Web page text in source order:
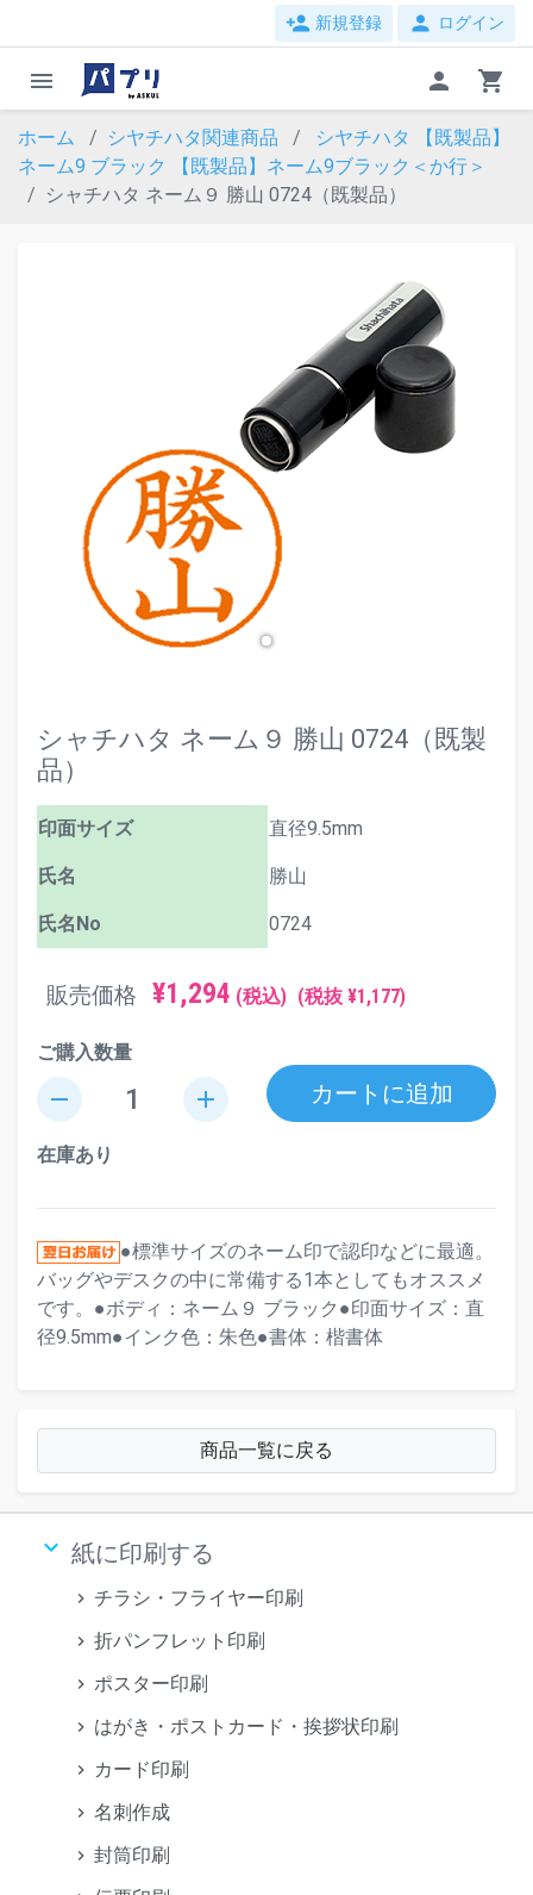
person_add 新規登録 person ログイン
menu person shopping_cart
ホーム シヤチハタ関連商品
シヤチハタ 【既製品】
ネーム9 ブラック
【既製品】ネーム9ブラック＜か行＞
シャチハタ ネーム９ 勝山 0724（既製品）
シャチハタ ネーム９ 勝山 0724（既製
品）
印面サイズ 直径9.5mm
氏名 勝山
氏名No 0724
販売価格 ¥1,294 (税込) (税抜 ¥1,177)
ご購入数量
remove add カートに追加
在庫あり
●標準サイズのネーム印で認印などに最適。
バッグやデスクの中に常備する1本としてもオススメ
です。●ボディ：ネーム９ ブラック●印面サイズ：直
径9.5mm●インク色：朱色●書体：楷書体
商品一覧に戻る
keyboard_arrow_down 紙に印刷する
チラシ・フライヤー印刷
折パンフレット印刷
ポスター印刷
はがき・ポストカード・挨拶状印刷
カード印刷
名刺作成
封筒印刷